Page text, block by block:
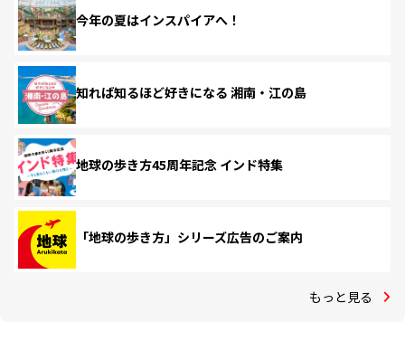
今年の夏はインスパイアへ！
知れば知るほど好きになる 湘南・江の島
地球の歩き方45周年記念 インド特集
「地球の歩き方」シリーズ広告のご案内
もっと見る